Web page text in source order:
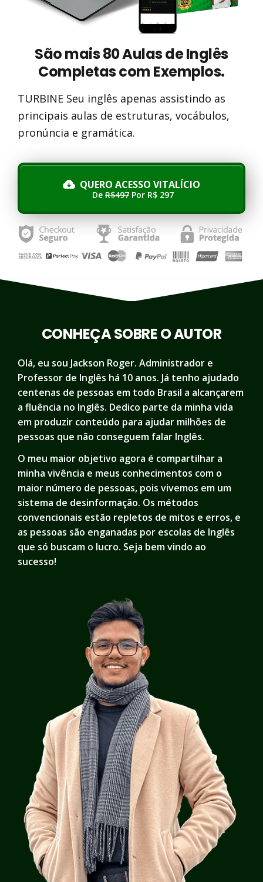
São mais 80 Aulas de Inglês
Completas com Exemplos.
TURBINE Seu inglês apenas assistindo as
principais aulas de estruturas, vocábulos,
pronúncia e gramática.
QUERO ACESSO VITALÍCIO
De R$497 Por R$ 297
CONHEÇA SOBRE O AUTOR
Olá, eu sou Jackson Roger. Administrador e
Professor de Inglês há 10 anos. Já tenho ajudado
centenas de pessoas em todo Brasil a alcançarem
a fluência no Inglês. Dedico parte da minha vida
em produzir conteúdo para ajudar milhões de
pessoas que não conseguem falar Inglês.
O meu maior objetivo agora é compartilhar a
minha vivência e meus conhecimentos com o
maior número de pessoas, pois vivemos em um
sistema de desinformação. Os métodos
convencionais estão repletos de mitos e erros, e
as pessoas são enganadas por escolas de Inglês
que só buscam o lucro. Seja bem vindo ao
sucesso!